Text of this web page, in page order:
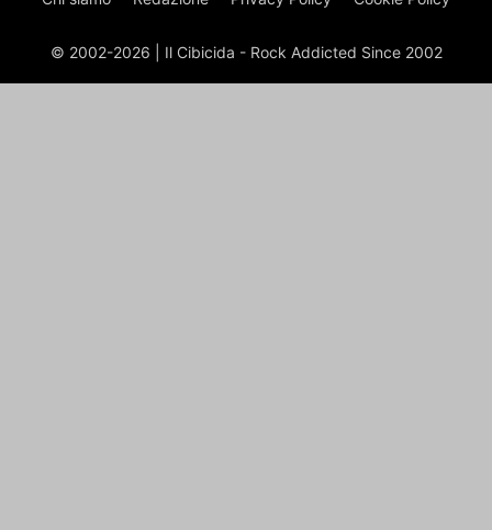
© 2002-2026 | Il Cibicida - Rock Addicted Since 2002